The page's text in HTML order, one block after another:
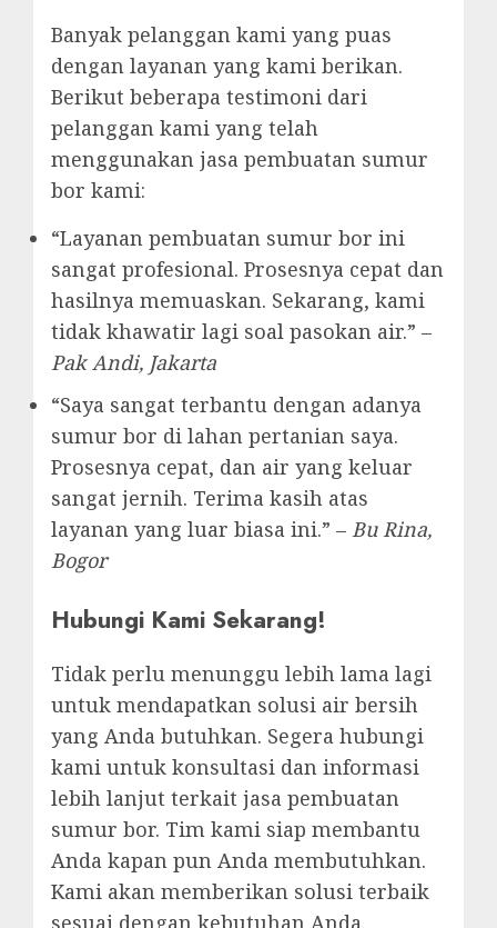
Banyak pelanggan kami yang puas
dengan layanan yang kami berikan.
Berikut beberapa testimoni dari
pelanggan kami yang telah
menggunakan jasa pembuatan sumur
bor kami:
“Layanan pembuatan sumur bor ini
sangat profesional. Prosesnya cepat dan
hasilnya memuaskan. Sekarang, kami
tidak khawatir lagi soal pasokan air.” –
Pak Andi, Jakarta
“Saya sangat terbantu dengan adanya
sumur bor di lahan pertanian saya.
Prosesnya cepat, dan air yang keluar
sangat jernih. Terima kasih atas
layanan yang luar biasa ini.” – Bu Rina,
Bogor
Hubungi Kami Sekarang!
Tidak perlu menunggu lebih lama lagi
untuk mendapatkan solusi air bersih
yang Anda butuhkan. Segera hubungi
kami untuk konsultasi dan informasi
lebih lanjut terkait jasa pembuatan
sumur bor. Tim kami siap membantu
Anda kapan pun Anda membutuhkan.
Kami akan memberikan solusi terbaik